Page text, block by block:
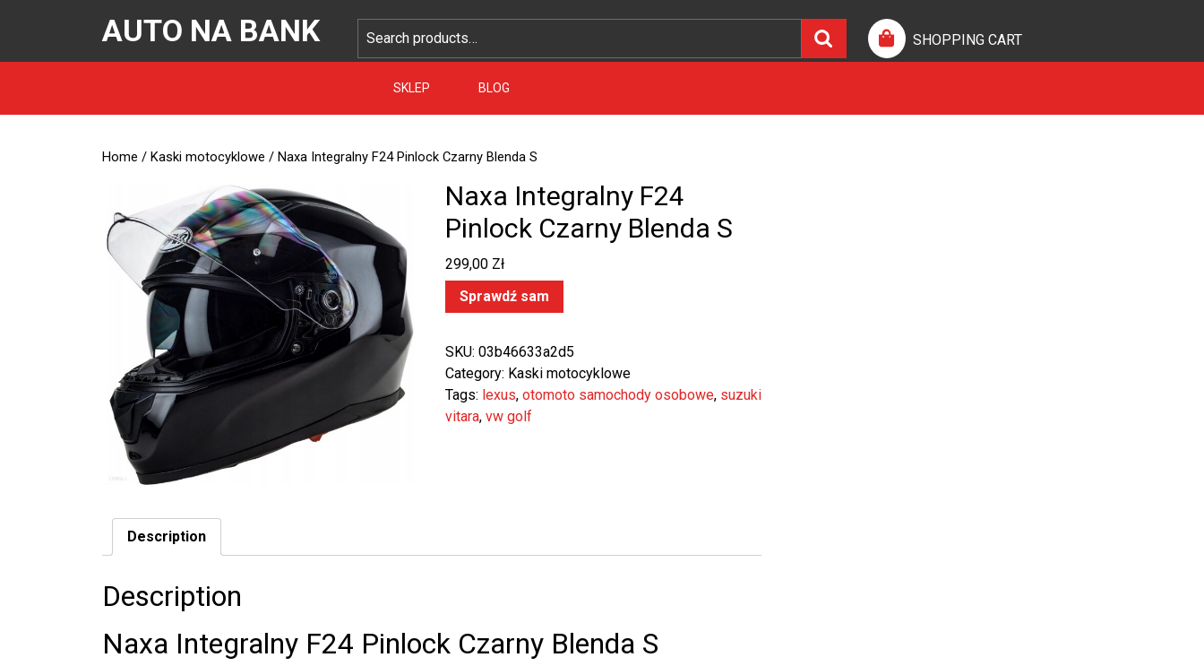
AUTO NA BANK SHOPPING CART
SKLEP BLOG
Home / Kaski motocyklowe / Naxa Integralny F24 Pinlock Czarny Blenda S
Naxa Integralny F24
Pinlock Czarny Blenda S
299,00 Zł
Sprawdź sam
SKU: 03b46633a2d5
Category: Kaski motocyklowe
Tags: lexus, otomoto samochody osobowe, suzuki
vitara, vw golf
Description
Description
Naxa Integralny F24 Pinlock Czarny Blenda S